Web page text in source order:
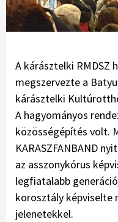
A kárásztelki RMDSZ
megszervezte a
kárásztelki
A hagyományos
közösségépítés volt.
KARASZFANBAND
az asszonykórus
legfiatalabb
korosztály képviselte
jelenetekkel.